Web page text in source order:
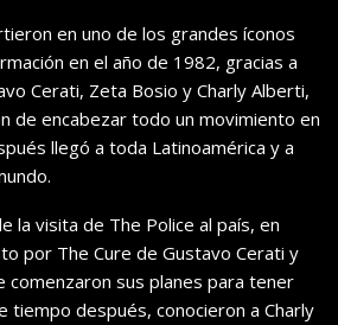
en uno de los grandes íconos
en el año de 1982, gracias a
Cerati, Zeta Bosio y Charly Alberti,
de encabezar todo un movimiento en
llegó a toda Latinoamérica y a
la visita de The Police al país, en
por The Cure de Gustavo Cerati y
comenzaron sus planes para tener
tiempo después, conocieron a Charly